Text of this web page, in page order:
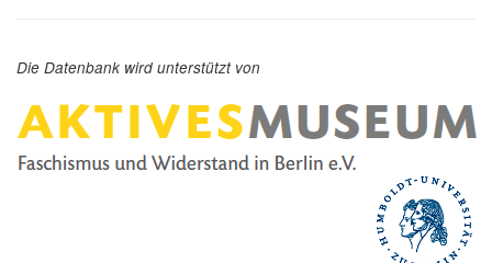
Die Datenbank wird unterstützt von